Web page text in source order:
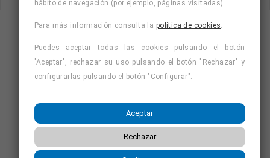
hábito de navegación (por ejemplo, páginas visitadas).
Para más información consulta la política de cookies
Puedes aceptar todas las cookies pulsando el botón
"Aceptar", rechazar su uso pulsando el botón "Rechazar" y
configurarlas pulsando el botón "Configurar".
Aceptar
Rechazar